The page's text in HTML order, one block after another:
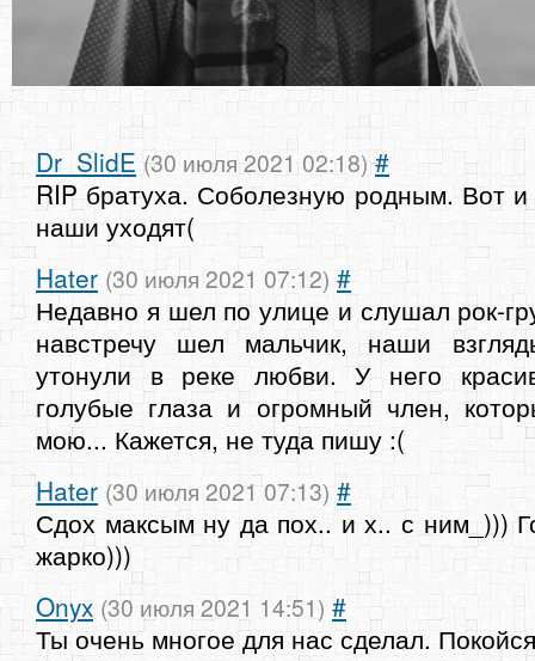
Dr_SlidE (30 июля 2021 02:18) #
RIP братуха. Соболезную родным. Вот и
наши уходят(
Hater (30 июля 2021 07:12) #
Недавно я шел по улице и слушал рок-
навстречу шел мальчик, наши
утонули в реке любви. У него
голубые глаза и огромный член,
мою... Кажется, не туда пишу :(
Hater (30 июля 2021 07:13) #
Сдох максым ну да пох.. и х.. с ним_)))
жарко)))
Onyx (30 июля 2021 14:51) #
Ты очень многое для нас сделал.